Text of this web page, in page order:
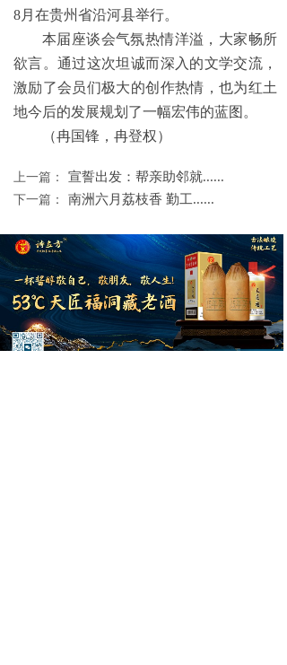
8月在贵州省沿河县举行。
本届座谈会气氛热情洋溢，大家畅所
欲言。通过这次坦诚而深入的文学交流，
激励了会员们极大的创作热情，也为红土
地今后的发展规划了一幅宏伟的蓝图。
（冉国锋，冉登权）
上一篇： 宣誓出发：帮亲助邻就......
下一篇： 南洲六月荔枝香 勤工......